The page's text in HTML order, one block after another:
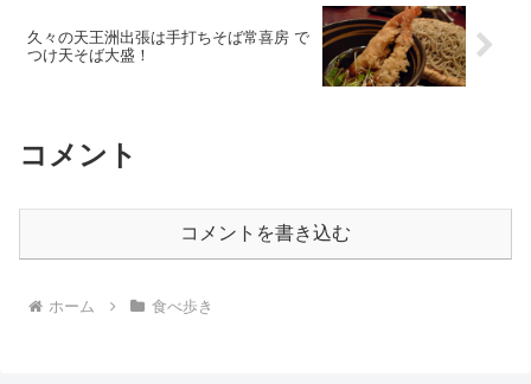
久々の天王洲出張は手打ちそば常喜房 で
つけ天そば大盛！
コメント
コメントを書き込む
ホーム 食べ歩き